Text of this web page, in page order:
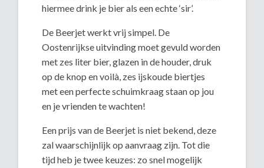
hiermee drink je bier als een echte ‘sir’.
De Beerjet werkt vrij simpel. De
Oostenrijkse uitvinding moet gevuld worden
met zes liter bier, glazen in de houder, druk
op de knop en voilà, zes ijskoude biertjes
met een perfecte schuimkraag staan op jou
en je vrienden te wachten!
Een prijs van de Beerjet is niet bekend, deze
zal waarschijnlijk op aanvraag zijn. Tot die
tijd heb je twee keuzes: zo snel mogelijk